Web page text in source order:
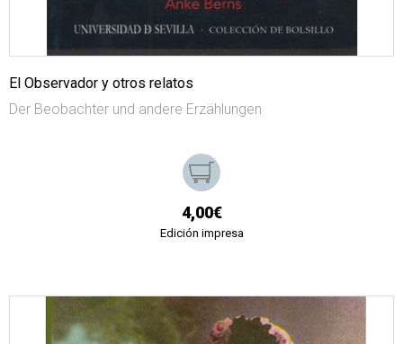
El Observador y otros relatos
Der Beobachter und andere Erzählungen
4,00€
Edición impresa